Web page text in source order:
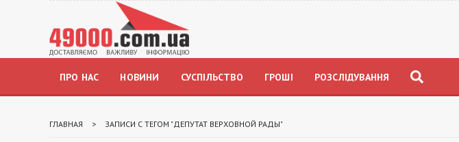
ПРО НАС НОВИНИ СУСПІЛЬСТВО ГРОШІ РОЗСЛІДУВАННЯ
ГЛАВНАЯ > ЗАПИСИ С ТЕГОМ "ДЕПУТАТ ВЕРХОВНОЙ РАДЫ"